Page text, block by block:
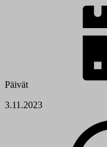
Päivät
3.11.2023